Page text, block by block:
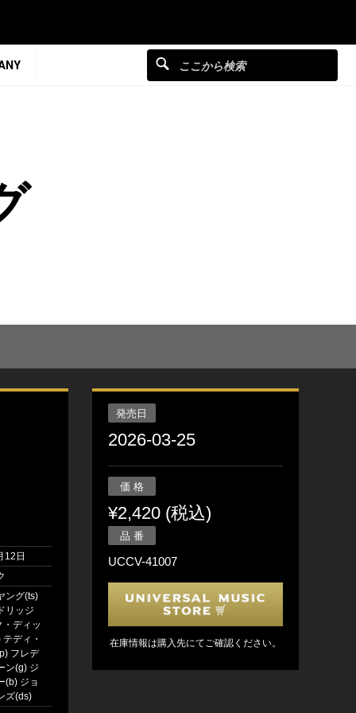
12日
ング(ts)
リッジ
・ディッ
ディ・
フレデ
ン(g) ジ
(b) ジョ
ズ(ds)
発売日
2026-03-25
価 格
¥2,420 (税込)
品 番
UCCV-41007
在庫情報は購入先にてご確認ください。